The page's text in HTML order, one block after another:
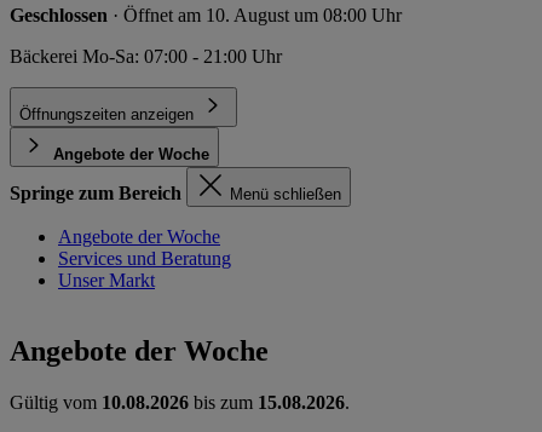
Geschlossen · Öffnet am 10. August um 08:00 Uhr
Bäckerei Mo-Sa: 07:00 - 21:00 Uhr
Öffnungszeiten anzeigen
Angebote der Woche
Springe zum Bereich Menü schließen
Angebote der Woche
Services und Beratung
Unser Markt
Angebote der Woche
Gültig vom 10.08.2026 bis zum 15.08.2026.